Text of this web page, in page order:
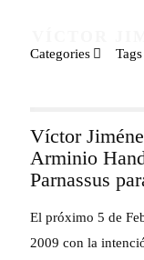
Categories Tags
Víctor
Arminio
Parnassus
El próximo 5 de
2009 con la